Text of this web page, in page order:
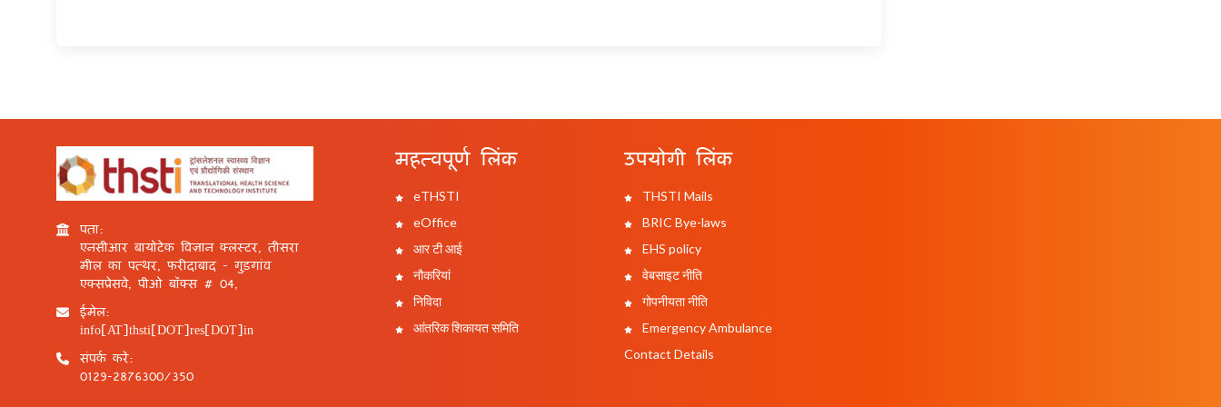
पता:
एनसीआर बायोटेक विज्ञान क्लस्टर, तीसरा
मील का पत्थर, फरीदाबाद - गुड़गांव
एक्सप्रेसवे, पीओ बॉक्स # 04,
ईमेल:
info[AT]thsti[DOT]res[DOT]in
संपर्क करें:
0129-2876300/350
महत्वपूर्ण लिंक
eTHSTI
eOffice
आर टी आई
नौकरियां
निविदा
आंतरिक शिकायत समिति
उपयोगी लिंक
THSTI Mails
BRIC Bye-laws
EHS policy
वेबसाइट नीति
गोपनीयता नीति
Emergency Ambulance
Contact Details